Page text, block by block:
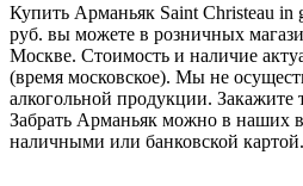
Купить Арманьяк Saint Christeau in
руб. вы можете в розничных
Москве. Стоимость и наличие
(время московское). Мы не
алкогольной продукции. Закажите
Забрать Арманьяк можно в наших
наличными или банковской картой.